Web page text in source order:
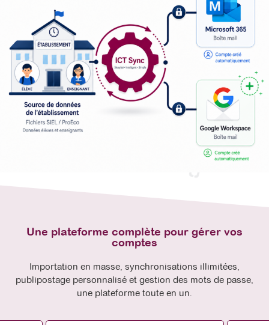
Une plateforme complète pour gérer vos
comptes
Importation en masse, synchronisations illimitées,
publipostage personnalisé et gestion des mots de passe,
une plateforme toute en un.